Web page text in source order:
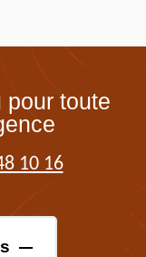
pour toute
10 16